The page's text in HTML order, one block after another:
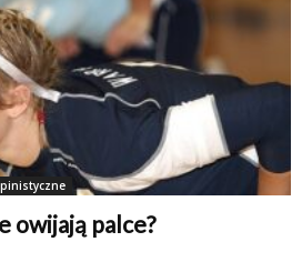
owijają palce?